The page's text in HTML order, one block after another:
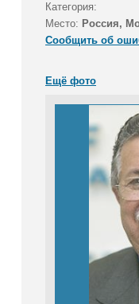
Категория:
Место: Россия,
Сообщить об
Ещё фото